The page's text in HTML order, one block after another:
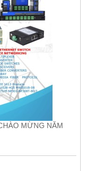
MỪNG NĂM